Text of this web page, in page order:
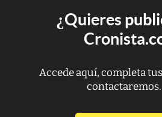
¿Quieres
Accede aquí, completa
contactaremos.